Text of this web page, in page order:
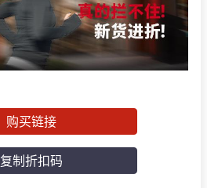
购买链接
复制折扣码